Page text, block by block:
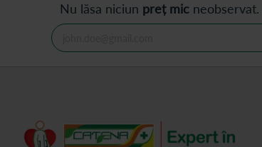
Nu lăsa niciun preț mic neobservat.